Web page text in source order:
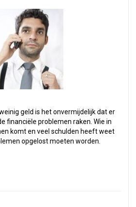
geld is het onvermijdelijk dat er
financiële problemen raken. Wie in
komt en veel schulden heeft weet
opgelost moeten worden.